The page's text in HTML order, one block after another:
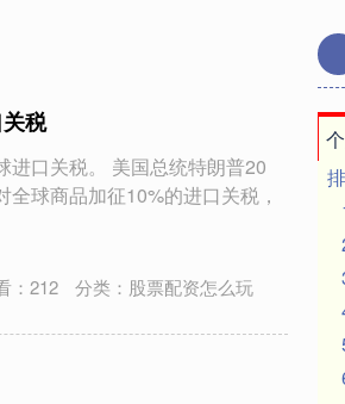
税
进口关税。 美国总统特朗普20
球商品加征10%的进口关税，
：212 分类： 股票配资怎么玩